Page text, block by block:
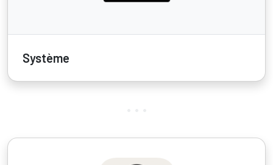
Système